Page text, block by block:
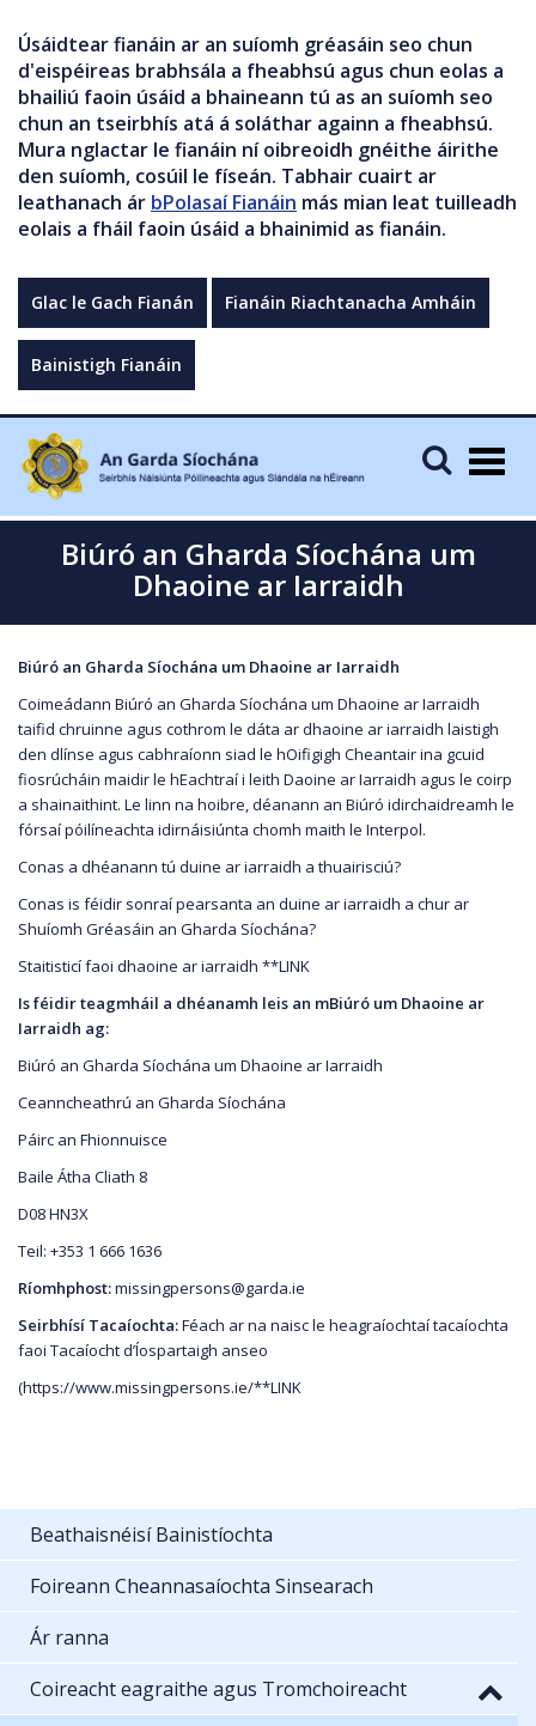
Úsáidtear fianáin ar an suíomh gréasáin seo chun
d'eispéireas brabhsála a fheabhsú agus chun eolas a
bhailiú faoin úsáid a bhaineann tú as an suíomh seo
chun an tseirbhís atá á soláthar againn a fheabhsú.
Mura nglactar le fianáin ní oibreoidh gnéithe áirithe
den suíomh, cosúil le físeán. Tabhair cuairt ar
leathanach ár bPolasaí Fianáin más mian leat tuilleadh
eolais a fháil faoin úsáid a bhainimid as fianáin.
Glac le Gach Fianán Fianáin Riachtanacha Amháin
Bainistigh Fianáin
Biúró an Gharda Síochána um
Dhaoine ar Iarraidh
Biúró an Gharda Síochána um Dhaoine ar Iarraidh
Coimeádann Biúró an Gharda Síochána um Dhaoine ar Iarraidh
taifid chruinne agus cothrom le dáta ar dhaoine ar iarraidh laistigh
den dlínse agus cabhraíonn siad le hOifigigh Cheantair ina gcuid
fiosrúcháin maidir le hEachtraí i leith Daoine ar Iarraidh agus le coirp
a shainaithint. Le linn na hoibre, déanann an Biúró idirchaidreamh le
fórsaí póilíneachta idirnáisiúnta chomh maith le Interpol.
Conas a dhéanann tú duine ar iarraidh a thuairisciú?
Conas is féidir sonraí pearsanta an duine ar iarraidh a chur ar
Shuíomh Gréasáin an Gharda Síochána?
Staitisticí faoi dhaoine ar iarraidh **LINK
Is féidir teagmháil a dhéanamh leis an mBiúró um Dhaoine ar
Iarraidh ag:
Biúró an Gharda Síochána um Dhaoine ar Iarraidh
Ceanncheathrú an Gharda Síochána
Páirc an Fhionnuisce
Baile Átha Cliath 8
D08 HN3X
Teil: +353 1 666 1636
Ríomhphost:missingpersons@garda.ie
Seirbhísí Tacaíochta:Féach ar na naisc le heagraíochtaí tacaíochta
faoi Tacaíocht d’Íospartaigh anseo
(https://www.missingpersons.ie/**LINK
Beathaisnéisí Bainistíochta
Foireann Cheannasaíochta Sinsearach
Ár ranna
Coireacht eagraithe agus Tromchoireacht